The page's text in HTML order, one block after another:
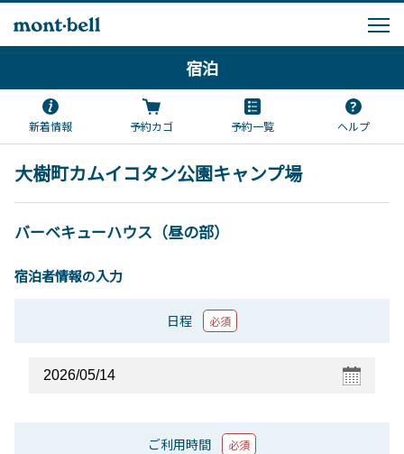
宿泊
新着情報 予約カゴ 予約一覧 ヘルプ
大樹町カムイコタン公園キャンプ場
バーベキューハウス（昼の部）
宿泊者情報の入力
日程 必須
ご利用時間 必須